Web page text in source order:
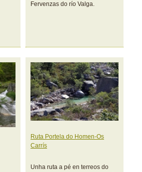
Fervenzas do río Valga.
Ruta Portela do Homen-Os
Carrís
Unha ruta a pé en terreos do